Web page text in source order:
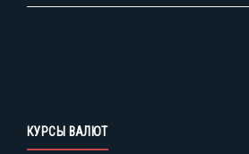
КУРСЫ ВАЛЮТ